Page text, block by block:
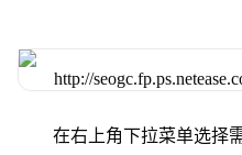
在右上角下拉菜单选择